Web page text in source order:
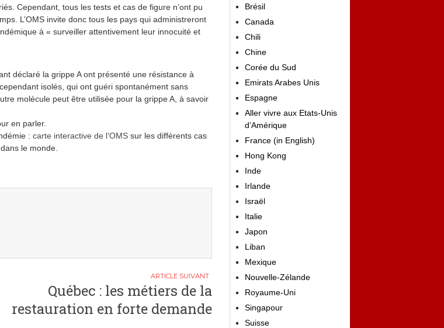
Cependant, tous les tests et cas de figure n’ont pu
L’OMS invite donc tous les pays qui administreront
à « surveiller attentivement leur innocuité et
déclaré la grippe A ont présenté une résistance à
isolés, qui ont guéri spontanément sans
molécule peut être utilisée pour la grippe A, à savoir
en parler.
: carte interactive de l’OMS sur les différents cas
le monde.
Québec : les métiers de la
restauration en forte demande
Brésil
Canada
Chili
Chine
Corée du Sud
Emirats Arabes Unis
Espagne
Aller vivre aux Etats-Unis
d’Amérique
France (in English)
Hong Kong
Inde
Irlande
Israël
Italie
Japon
Liban
Mexique
Nouvelle-Zélande
Royaume-Uni
Singapour
Suisse